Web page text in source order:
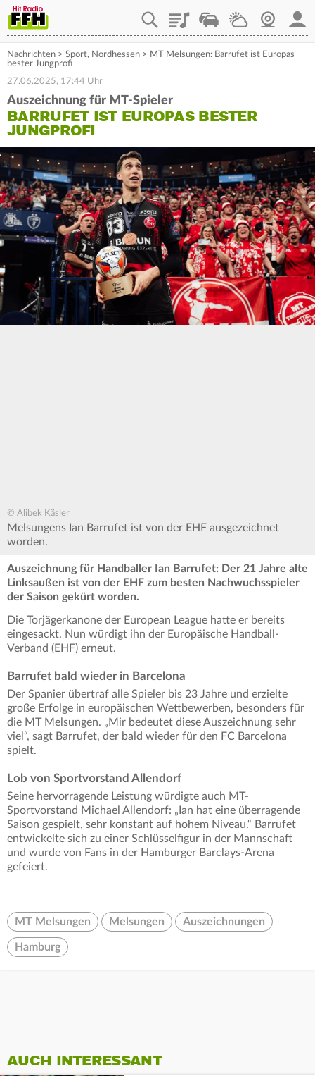
PlaylistStaupilotWetterWebcam
Nachrichten > Sport, Nordhessen > MT Melsungen: Barrufet ist Europas
bester Jungprofi
27.06.2025, 17:44 Uhr
Auszeichnung für MT-Spieler
BARRUFET IST EUROPAS BESTER
JUNGPROFI
© Alibek Käsler
Melsungens Ian Barrufet ist von der EHF ausgezeichnet
worden.
Auszeichnung für Handballer Ian Barrufet: Der 21 Jahre alte
Linksaußen ist von der EHF zum besten Nachwuchsspieler
der Saison gekürt worden.
Die Torjägerkanone der European League hatte er bereits
eingesackt. Nun würdigt ihn der Europäische Handball-
Verband (EHF) erneut.
Barrufet bald wieder in Barcelona
Der Spanier übertraf alle Spieler bis 23 Jahre und erzielte
große Erfolge in europäischen Wettbewerben, besonders für
die MT Melsungen. „Mir bedeutet diese Auszeichnung sehr
viel“, sagt Barrufet, der bald wieder für den FC Barcelona
spielt.
Lob von Sportvorstand Allendorf
Seine hervorragende Leistung würdigte auch MT-
Sportvorstand Michael Allendorf: „Ian hat eine überragende
Saison gespielt, sehr konstant auf hohem Niveau.“ Barrufet
entwickelte sich zu einer Schlüsselfigur in der Mannschaft
und wurde von Fans in der Hamburger Barclays-Arena
gefeiert.
MT Melsungen Melsungen Auszeichnungen
Hamburg
AUCH INTERESSANT